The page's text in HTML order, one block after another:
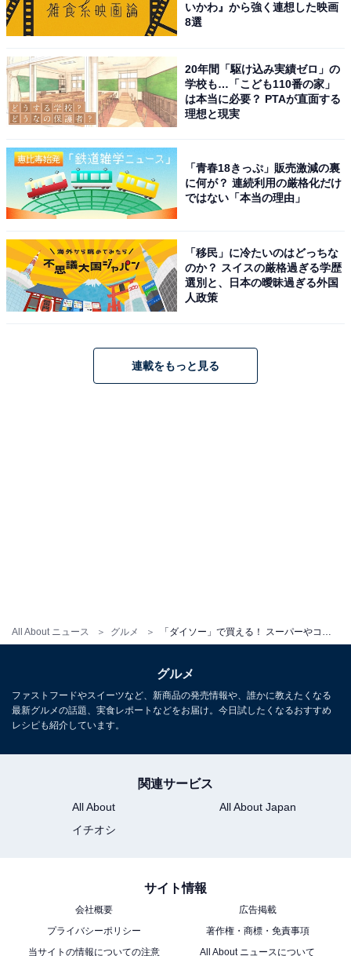
All About ニュース グルメ
「サーモンのスナック」 61グラム 税込108円
お魚系のスナック菓子「サーモンのスナック ほんのり胡
椒が香る、クリーム煮味」もおすすめです。サーモンも
ンチにしたものが使われています。お菓子としてはもち
ろん、お酒のお供にもぴったり。
はなく、輪になっているのが「うまい輪」。味はうまい
棒ですが、より一層エアリーなサクッと感を楽しむこと
ができます。
いかわ』から強く連想した映画
8選
20年間「駆け込み実績ゼロ」の
学校も…「こども110番の家」
は本当に必要？ PTAが直面する
理想と現実
「青春18きっぷ」販売激減の裏
に何が？ 連続利用の厳格化だけ
ではない「本当の理由」
「移民」に冷たいのはどっちな
のか？ スイスの厳格過ぎる学歴
選別と、日本の曖昧過ぎる外国
人政策
連載をもっと見る
グルメ
ファストフードやスイーツなど、新商品の発売情報や、誰かに教えたくなる
最新グルメの話題、実食レポートなどをお届け。今日試したくなるおすすめ
レシピも紹介しています。
関連サービス
All About
All About Japan
イチオシ
サイト情報
会社概要
広告掲載
プライバシーポリシー
著作権・商標・免責事項
当サイトの情報についての注意
All About ニュースについて